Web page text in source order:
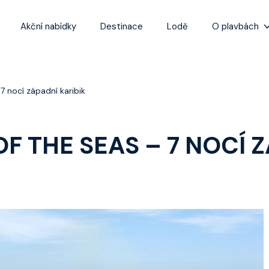
Akční nabídky Destinace Lodě O plavbách
Tipy na nejlepší
nocí západní karibik
THE SEAS – 7 NOCÍ